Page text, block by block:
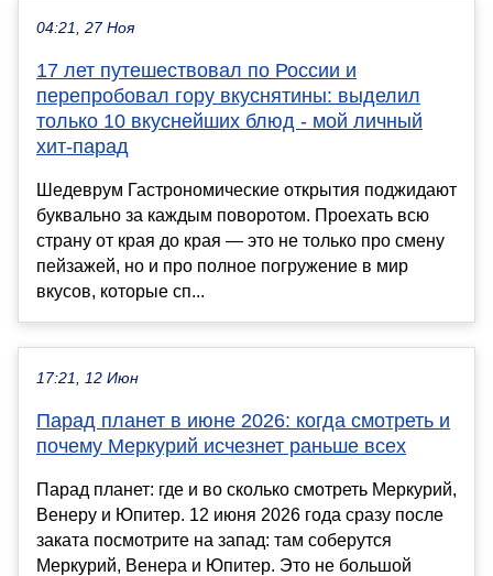
04:21, 27 Ноя
17 лет путешествовал по России и
перепробовал гору вкуснятины: выделил
только 10 вкуснейших блюд - мой личный
хит-парад
Шедеврум Гастрономические открытия поджидают
буквально за каждым поворотом. Проехать всю
страну от края до края — это не только про смену
пейзажей, но и про полное погружение в мир
вкусов, которые сп...
17:21, 12 Июн
Парад планет в июне 2026: когда смотреть и
почему Меркурий исчезнет раньше всех
Парад планет: где и во сколько смотреть Меркурий,
Венеру и Юпитер. 12 июня 2026 года сразу после
заката посмотрите на запад: там соберутся
Меркурий, Венера и Юпитер. Это не большой